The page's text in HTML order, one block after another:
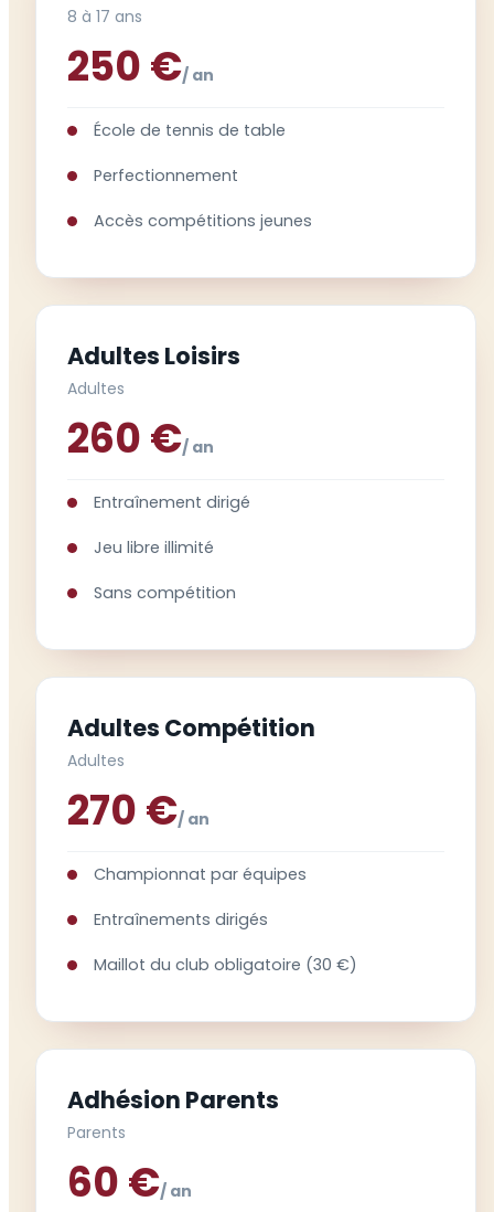
8 à 17 ans
250 €/ an
École de tennis de table
Perfectionnement
Accès compétitions jeunes
Adultes Loisirs
Adultes
260 €/ an
Entraînement dirigé
Jeu libre illimité
Sans compétition
Adultes Compétition
Adultes
270 €/ an
Championnat par équipes
Entraînements dirigés
Maillot du club obligatoire (30 €)
Adhésion Parents
Parents
60 €/ an